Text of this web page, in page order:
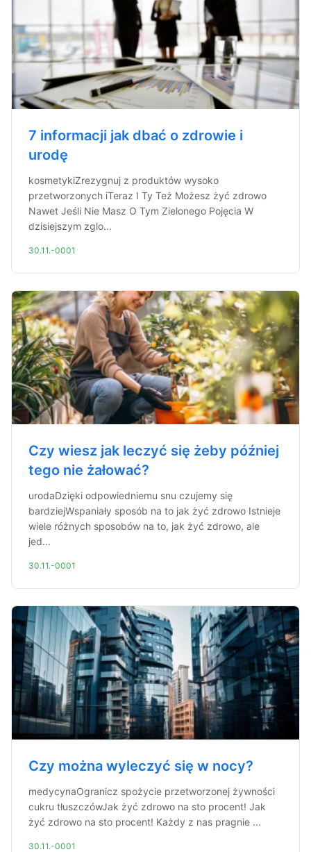
7 informacji jak dbać o zdrowie i
urodę
kosmetykiZrezygnuj z produktów wysoko
przetworzonych iTeraz I Ty Też Możesz żyć zdrowo
Nawet Jeśli Nie Masz O Tym Zielonego Pojęcia W
dzisiejszym zglo...
30.11.-0001
Czy wiesz jak leczyć się żeby później
tego nie żałować?
urodaDzięki odpowiedniemu snu czujemy się
bardziejWspaniały sposób na to jak żyć zdrowo Istnieje
wiele różnych sposobów na to, jak żyć zdrowo, ale
jed...
30.11.-0001
Czy można wyleczyć się w nocy?
medycynaOgranicz spożycie przetworzonej żywności
cukru tłuszczówJak żyć zdrowo na sto procent! Jak
żyć zdrowo na sto procent! Każdy z nas pragnie ...
30.11.-0001